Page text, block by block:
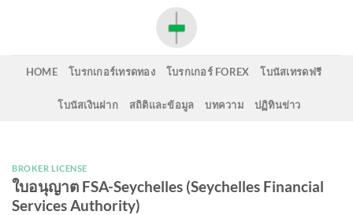
HOME โบรกเกอร์เทรดทอง โบรกเกอร์ FOREX โบนัสเทรดฟรี
โบนัสเงินฝาก สถิติและข้อมูล บทความ ปฏิทินข่าว
BROKER LICENSE
ใบอนุญาต FSA-Seychelles (Seychelles Financial
Services Authority)